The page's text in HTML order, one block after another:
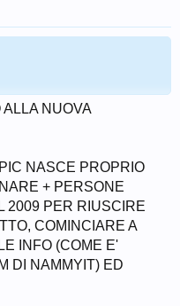
NUOVA
NASCE PROPRIO
+ PERSONE
2009 PER RIUSCIRE
COMINCIARE A
INFO (COME E'
DI NAMMYIT) ED